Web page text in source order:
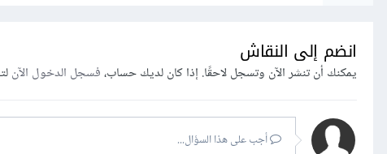
انضم إلى النقاش
يمكنك أن تنشر الآن وتسجل لاحقًا. إذا كان لديك حساب،فسجل الدخول الآن
أجب على هذا السؤال...